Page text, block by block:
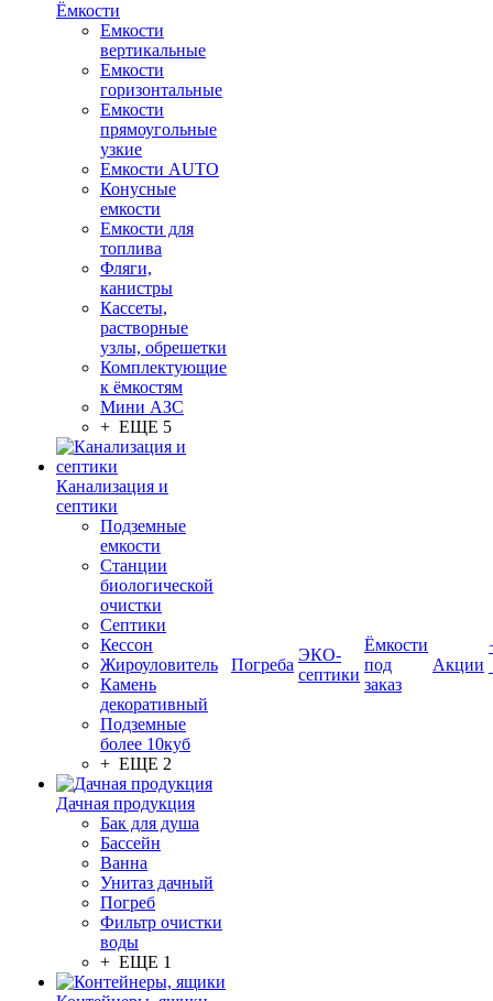
Ёмкости
Емкости
вертикальные
Емкости
горизонтальные
Емкости
прямоугольные
узкие
Емкости АUТО
Конусные
емкости
Емкости для
топлива
Фляги,
канистры
Кассеты,
растворные
узлы, обрешетки
Комплектующие
к ёмкостям
Мини АЗС
+ ЕЩЕ 5
Канализация и
септики
Подземные
емкости
Станции
биологической
очистки
Септики
Кессон
Жироуловитель
Камень
декоративный
Подземные
более 10куб
+ ЕЩЕ 2
Дачная продукция
Бак для душа
Бассейн
Ванна
Унитаз дачный
Погреб
Фильтр очистки
воды
+ ЕЩЕ 1
Погреба
ЭКО-
септики
Ёмкости
под
заказ
Акции